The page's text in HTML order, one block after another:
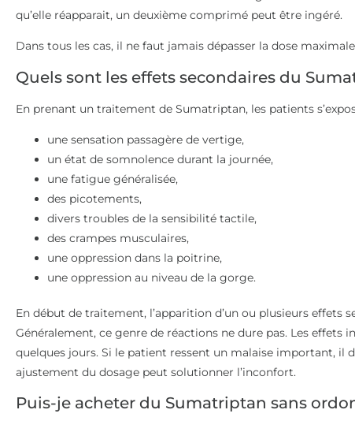
qu’elle réapparait, un deuxième comprimé peut être ingéré.
Dans tous les cas, il ne faut jamais dépasser la dose
Quels sont les effets secondaires du
En prenant un traitement de Sumatriptan, les patients
une sensation passagère de vertige,
un état de somnolence durant la journée,
une fatigue généralisée,
des picotements,
divers troubles de la sensibilité tactile,
des crampes musculaires,
une oppression dans la poitrine,
une oppression au niveau de la gorge.
En début de traitement, l’apparition d’un ou plusieurs effets
Généralement, ce genre de réactions ne dure pas. Les effets
quelques jours. Si le patient ressent un malaise important, il
ajustement du dosage peut solutionner l’inconfort.
Puis-je acheter du Sumatriptan sans